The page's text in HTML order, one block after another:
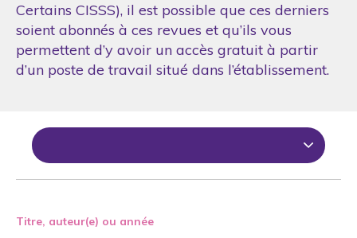
Certains CISSS), il est possible que ces derniers
soient abonnés à ces revues et qu’ils vous
permettent d’y avoir un accès gratuit à partir
d’un poste de travail situé dans l’établissement.
Titre, auteur(e) ou année